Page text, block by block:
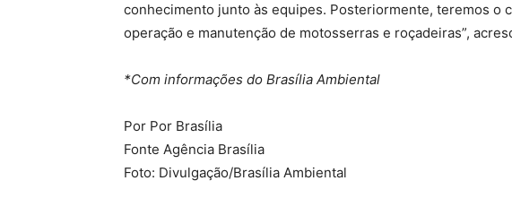
conhecimento junto às equipes. Posteriormente, teremos o
operação e manutenção de motosserras e roçadeiras”,
*Com informações do Brasília Ambiental
Por Por Brasília
Fonte Agência Brasília
Foto: Divulgação/Brasília Ambiental